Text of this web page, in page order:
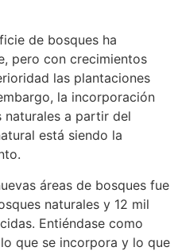
de bosques ha
pero con crecimientos
las plantaciones
la incorporación
naturales a partir del
está siendo la
áreas de bosques fue
naturales y 12 mil
Entiéndase como
que se incorpora y lo que